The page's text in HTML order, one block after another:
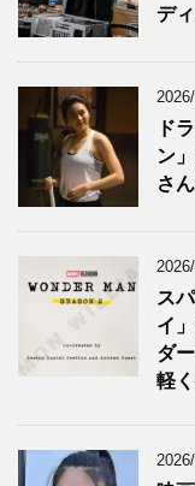
デ
ド
ン
さ
ス
イ
ダ
軽